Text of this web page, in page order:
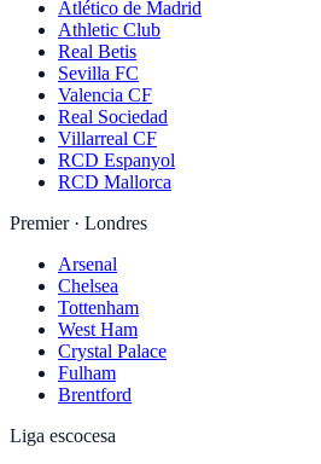
Atlético de Madrid
Athletic Club
Real Betis
Sevilla FC
Valencia CF
Real Sociedad
Villarreal CF
RCD Espanyol
RCD Mallorca
Premier · Londres
Arsenal
Chelsea
Tottenham
West Ham
Crystal Palace
Fulham
Brentford
Liga escocesa